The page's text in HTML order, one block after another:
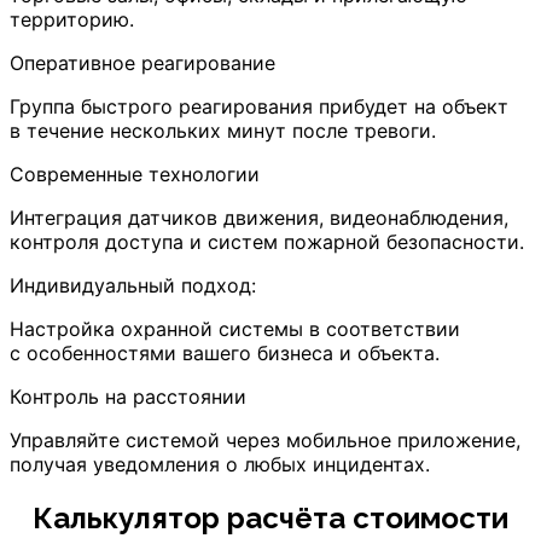
территорию.
Оперативное реагирование
Группа быстрого реагирования прибудет на объект
в течение нескольких минут после тревоги.
Современные технологии
Интеграция датчиков движения, видеонаблюдения,
контроля доступа и систем пожарной безопасности.
Индивидуальный подход:
Настройка охранной системы в соответствии
с особенностями вашего бизнеса и объекта.
Контроль на расстоянии
Управляйте системой через мобильное приложение,
получая уведомления о любых инцидентах.
Калькулятор расчёта стоимости